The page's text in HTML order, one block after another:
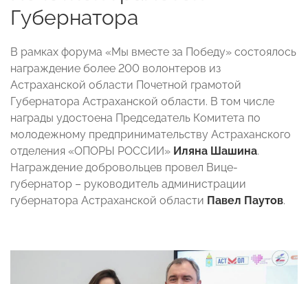
Губернатора
В рамках форума «Мы вместе за Победу» состоялось
награждение более 200 волонтеров из
Астраханской области Почетной грамотой
Губернатора Астраханской области. В том числе
награды удостоена Председатель Комитета по
молодежному предпринимательству Астраханского
отделения «ОПОРЫ РОССИИ» Иляна Шашина.
Награждение добровольцев провел Вице-
губернатор – руководитель администрации
губернатора Астраханской области Павел Паутов.